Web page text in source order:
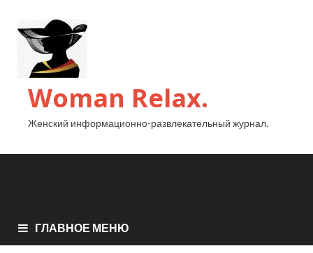
Woman Relax.
Женский информационно-развлекательный журнал.
ГЛАВНОЕ МЕНЮ